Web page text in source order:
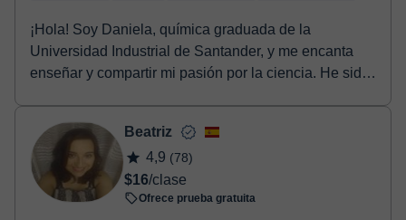
¡Hola! Soy Daniela, química graduada de la
Universidad Industrial de Santander, y me encanta
enseñar y compartir mi pasión por la ciencia. He sido
Beatriz
4,9 (78)
$16/clase
Ofrece prueba gratuita